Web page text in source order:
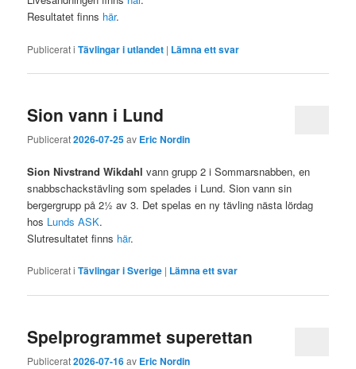
Resultatet finns här.
Publicerat i Tävlingar i utlandet | Lämna ett svar
Sion vann i Lund
Publicerat2026-07-25av Eric Nordin
Sion Nivstrand Wikdahl vann grupp 2 i Sommarsnabben, en
snabbschackstävling som spelades i Lund. Sion vann sin
bergergrupp på 2½ av 3. Det spelas en ny tävling nästa lördag
hos Lunds ASK.
Slutresultatet finns här.
Publicerat i Tävlingar i Sverige | Lämna ett svar
Spelprogrammet superettan
Publicerat2026-07-16av Eric Nordin